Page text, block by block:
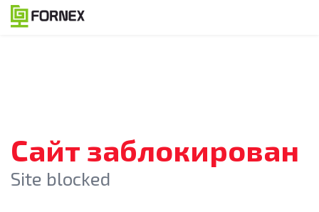
Сайт заблокирован
Site blocked